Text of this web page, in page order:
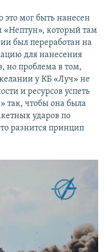
это мог быть нанесен
«Нептун», который там
был переработан на
для нанесения
но проблема в том,
у КБ «Луч» не
и ресурсов успеть
так, чтобы она была
ударов по
разнится принцип